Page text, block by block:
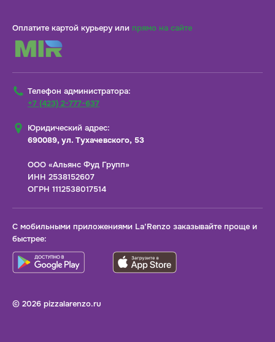
Телефон администратора:
+7 (423) 2-777-637
Юридический адрес:
690089, ул. Тухачевского, 53
ООО «Альянс Фуд Групп»
ИНН 2538152607
ОГРН 1112538017514
Оплатите картой курьеру или прямо на сайте
С мобильными приложениями La’Renzo заказывайте проще и
быстрее:
© 2026 pizzalarenzo.ru